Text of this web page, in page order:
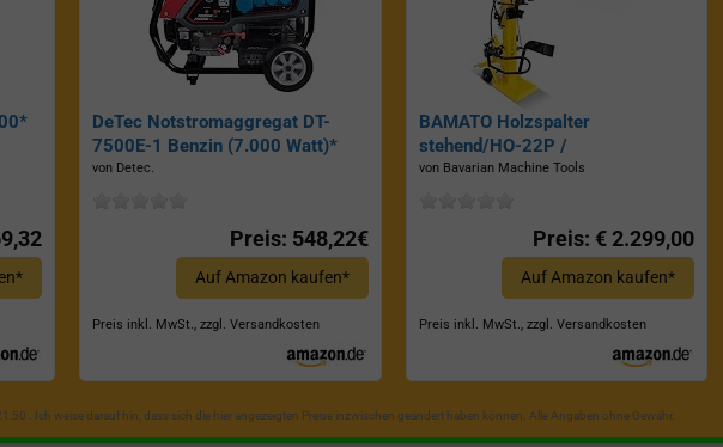
DeTec Notstromaggregat DT-
7500E-1 Benzin (7.000 Watt)*
von Detec.
Preis: 548,22€
Auf Amazon kaufen*
Preis inkl. MwSt., zzgl. Versandkosten
BAMATO Holzspalter
stehend/HO-22P /
Zapfwellenantrieb, Inkl.
von Bavarian Machine Tools
Preis: € 2.299,00
Auf Amazon kaufen*
Preis inkl. MwSt., zzgl. Versandkosten
. Ich weise darauf hin, dass sich die hier angezeigten Preise inzwischen geändert haben können. Alle Angaben ohne Gewähr.